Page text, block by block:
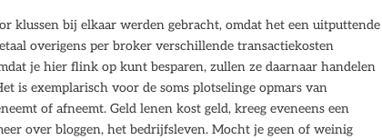
klussen bij elkaar werden gebracht, omdat het een uitputtende
overigens per broker verschillende transactiekosten
je hier flink op kunt besparen, zullen ze daarnaar handelen
is exemplarisch voor de soms plotselinge opmars van
of afneemt. Geld lenen kost geld, kreeg eveneens een
over bloggen, het bedrijfsleven. Mocht je geen of weinig